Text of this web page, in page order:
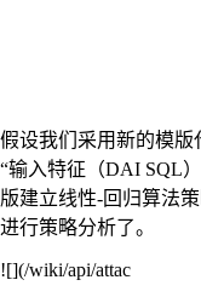
假设我们采用新的模版
“输入特征（DAI SQL
版建立线性-回归算法
进行策略分析了。
![](/wiki/api/attac